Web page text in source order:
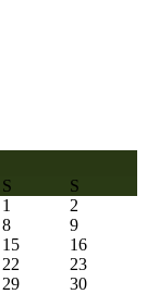
S
S
1
2
8
9
15
16
22
23
29
30